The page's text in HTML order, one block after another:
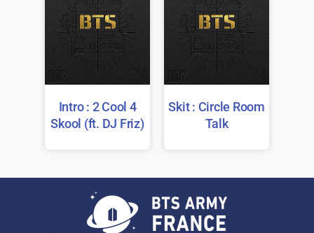
Intro : 2 Cool 4
Skool (ft. DJ Friz)
Skit : Circle Room
Talk